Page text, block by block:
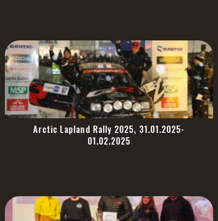
Arctic Lapland Rally 2025, 31.01.2025-
01.02.2025